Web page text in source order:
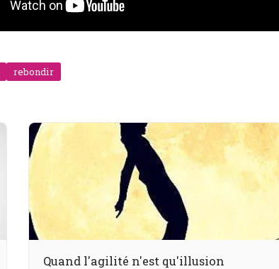
rebondir
Quand l'agilité n'est qu'illusion